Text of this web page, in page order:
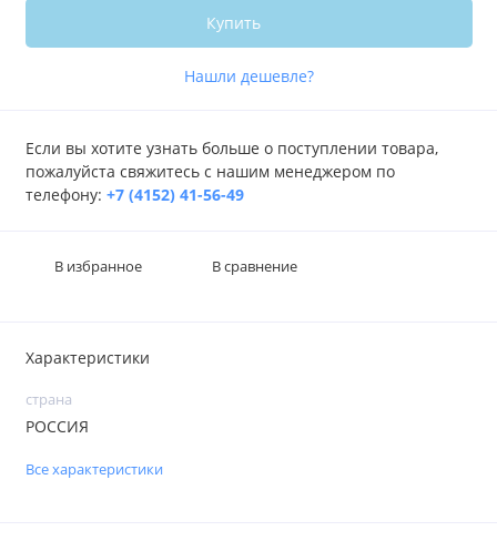
Купить
Нашли дешевле?
Если вы хотите узнать больше о поступлении товара,
пожалуйста свяжитесь с нашим менеджером по
телефону: +7 (4152) 41-56-49
В избранное В сравнение
Характеристики
страна
РОССИЯ
Все характеристики